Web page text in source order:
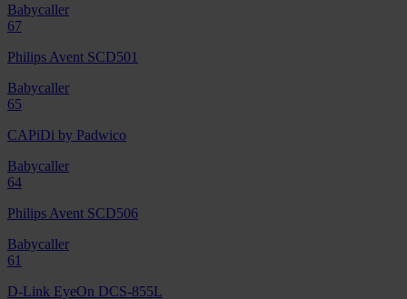
Babycaller
67
Philips Avent SCD501
Babycaller
65
CAPiDi by Padwico
Babycaller
64
Philips Avent SCD506
Babycaller
61
D-Link EyeOn DCS-855L